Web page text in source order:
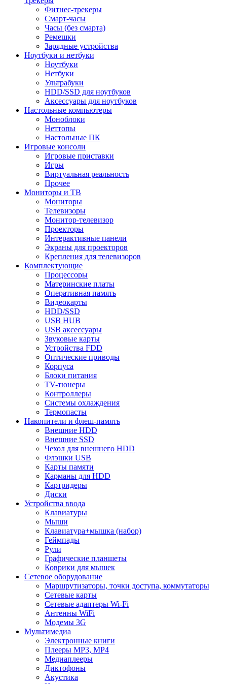
Фитнес-трекеры
Смарт-часы
Часы (без смарта)
Ремешки
Зарядные устройства
Ноутбуки и нетбуки
Ноутбуки
Нетбуки
Ультрабуки
HDD/SSD для ноутбуков
Аксессуары для ноутбуков
Настольные компьютеры
Моноблоки
Неттопы
Настольные ПК
Игровые консоли
Игровые приставки
Игры
Виртуальная реальность
Прочее
Мониторы и ТВ
Мониторы
Телевизоры
Монитор-телевизор
Проекторы
Интерактивные панели
Экраны для проекторов
Крепления для телевизоров
Комплектующие
Процессоры
Материнские платы
Оперативная память
Видеокарты
HDD/SSD
USB HUB
USB аксессуары
Звуковые карты
Устройства FDD
Оптические приводы
Корпуса
Блоки питания
TV-тюнеры
Контроллеры
Системы охлаждения
Термопасты
Накопители и флеш-память
Внешние HDD
Внешние SSD
Чехол для внешнего HDD
Флэшки USB
Карты памяти
Карманы для HDD
Картридеры
Диски
Устройства ввода
Клавиатуры
Мыши
Клавиатура+мышка (набор)
Геймпады
Рули
Графические планшеты
Коврики для мышек
Сетевое оборудование
Маршрутизаторы, точки доступа, коммутаторы
Сетевые карты
Сетевые адаптеры Wi-Fi
Антенны WiFi
Модемы 3G
Мультимедиа
Электронные книги
Плееры MP3, MP4
Медиаплееры
Диктофоны
Акустика